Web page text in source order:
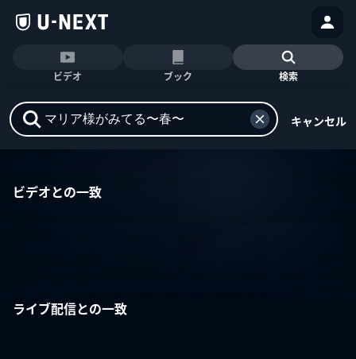
ビデオ ブック 検索
キャンセル
ビデオとの一致
ライブ配信との一致